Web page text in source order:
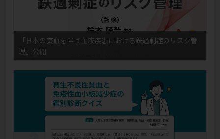
「日本の貧血を伴う血液疾患における鉄過剰症のリスク管
理」公開